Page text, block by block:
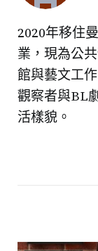
2020年移住
業，現為公
館與藝文工
觀察者與BL
活樣貌。